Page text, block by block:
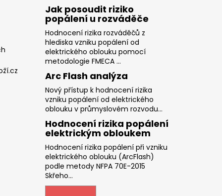
Jak posoudit riziko
popálení u rozváděče
Hodnocení rizika rozváděčů z
hlediska vzniku popálení od
elektrického oblouku pomocí
metodologie FMECA ...
Arc Flash analýza
Nový přístup k hodnocení rizika
vzniku popálení od elektrického
oblouku v průmyslovém rozvodu...
Hodnocení rizika popálení
elektrickým obloukem
Hodnocení rizika popálení při vzniku
elektrického oblouku (ArcFlash)
podle metody NFPA 70E-2015
Skřeho...